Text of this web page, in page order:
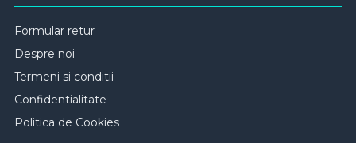
Formular retur
Despre noi
Termeni si conditii
Confidentialitate
Politica de Cookies